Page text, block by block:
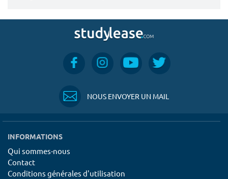
NOUS ENVOYER UN MAIL
INFORMATIONS
Qui sommes-nous
Contact
Conditions générales d'utilisation